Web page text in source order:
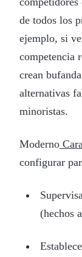
de todos los
ejemplo, si
competencia
crean
alternativas
minoristas.
Moderno
configurar
(hechos